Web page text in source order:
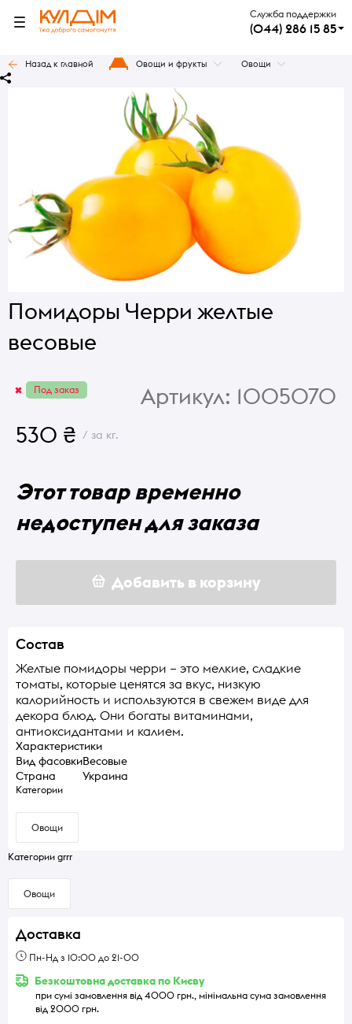
Служба поддержки
(044) 286 15 85
Назад к главной Овощи и фрукты Овощи
Помидоры Черри желтые
весовые
Под заказ Артикул: 1005070
530 ₴ / за кг.
Этот товар временно
недоступен для заказа
Добавить в корзину
Состав
Желтые помидоры черри – это мелкие, сладкие
томаты, которые ценятся за вкус, низкую
калорийность и используются в свежем виде для
декора блюд. Они богаты витаминами,
антиоксидантами и калием.
Характеристики
Вид фасовкиВесовые
Страна
Украина
Категории
Овощи
Категории grrr
Овощи
Доставка
Пн-Нд з 10:00 до 21-00
Безкоштовна доставка по Києву
при сумі замовлення від 4000 грн., мінімальна сума замовлення
від 2000 грн.